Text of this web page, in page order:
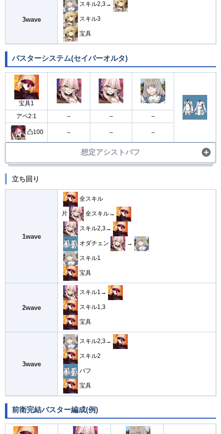
3wave
スキル2,3→
スキル3
宝具
バスターシステム(セイバーオルタ)
宝具1
アペ2:1
– – –
凸100 – – –
想定アシストバフ
アシスト
立ち回り
1wave
全スキル
片 全スキル→
スキル2,3→
オダチェン →
スキル1
宝具
2wave
スキル1→
スキル1,3
宝具
3wave
スキル2,3→
スキル2
バフ
宝具
前衛完結バスター編成(例)